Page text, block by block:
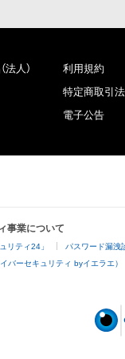
法人）
利用規約
特定商取引
電子公告
事業について
リティ24」 パスワード漏洩
バーセキュリティ byイエラエ）